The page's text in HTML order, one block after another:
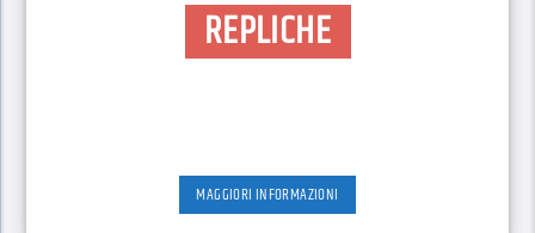
REPLICHE
MAGGIORI INFORMAZIONI